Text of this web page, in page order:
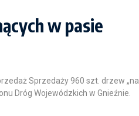
w pasie
Sprzedaży 960 szt. drzew „na
Dróg Wojewódzkich w Gnieźnie.